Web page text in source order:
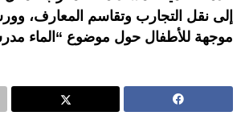
إلى نقل التجارب وتقاسم المعارف،
موجهة للأطفال حول موضوع “الماء